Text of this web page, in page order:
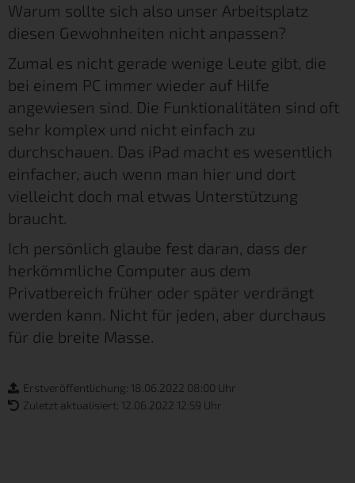
Warum sollte sich also unser Arbeitsplatz
diesen Gewohnheiten nicht anpassen?
Zumal es nicht gerade wenige Leute gibt, die
bei einem PC immer wieder auf Hilfe
angewiesen sind. Die Funktionalitäten sind oft
sehr komplex und nicht einfach zu
durchschauen. Das iPad macht es wesentlich
einfacher, auch wenn man hier und dort
vielleicht doch mal etwas Unterstützung
braucht.
Ich persönlich glaube fest daran, dass der
herkömmliche Computer aus dem
Privatbereich früher oder später verdrängt
werden kann. Nicht für jeden, aber durchaus
für die breite Masse.
Erstveröffentlichung: 18.06.2022 08:00 Uhr
Zuletzt aktualisiert: 12.06.2022 12:59 Uhr